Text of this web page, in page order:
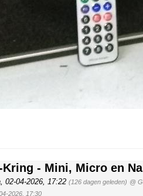
- Mini, Micro en
02-04-2026, 17:22 (126 dagen geleden) @
2026, 17:30